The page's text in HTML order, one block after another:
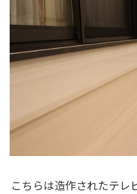
こちらは造作されたテレ